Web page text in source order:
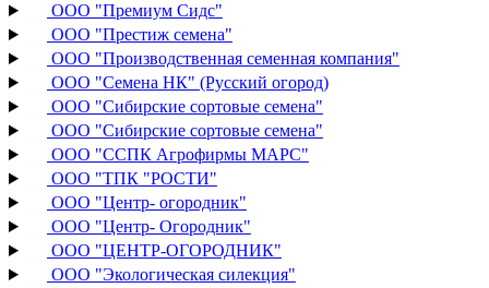
ООО "Премиум Сидс"
ООО "Престиж семена"
ООО "Производственная семенная компания"
ООО "Семена НК" (Русский огород)
ООО "Сибирские сортовые семена"
ООО "Сибирские сортовые семена"
ООО "ССПК Агрофирмы МАРС"
ООО "ТПК "РОСТИ"
ООО "Центр- огородник"
ООО "Центр- Огородник"
ООО "ЦЕНТР-ОГОРОДНИК"
ООО "Экологическая силекция"